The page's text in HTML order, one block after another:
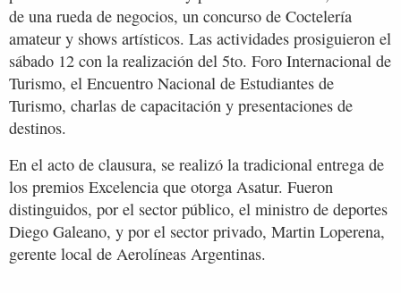
de una rueda de negocios, un concurso de Coctelería
amateur y shows artísticos. Las actividades prosiguieron el
sábado 12 con la realización del 5to. Foro Internacional de
Turismo, el Encuentro Nacional de Estudiantes de
Turismo, charlas de capacitación y presentaciones de
destinos.
En el acto de clausura, se realizó la tradicional entrega de
los premios Excelencia que otorga Asatur. Fueron
distinguidos, por el sector público, el ministro de deportes
Diego Galeano, y por el sector privado, Martin Loperena,
gerente local de Aerolíneas Argentinas.